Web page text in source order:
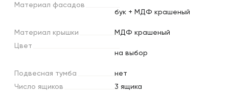
Материал фасадов
бук + МДФ крашеный
Материал крышки
МДФ крашеный
Цвет
на выбор
Подвесная тумба
нет
Число ящиков
3 ящика